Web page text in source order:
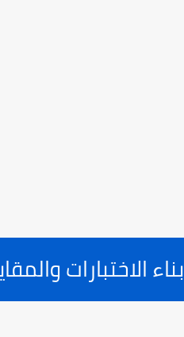
بناء الاختبارات